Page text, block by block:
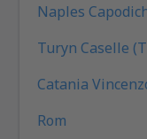
Naples
Turyn Caselle
Catania
Rom